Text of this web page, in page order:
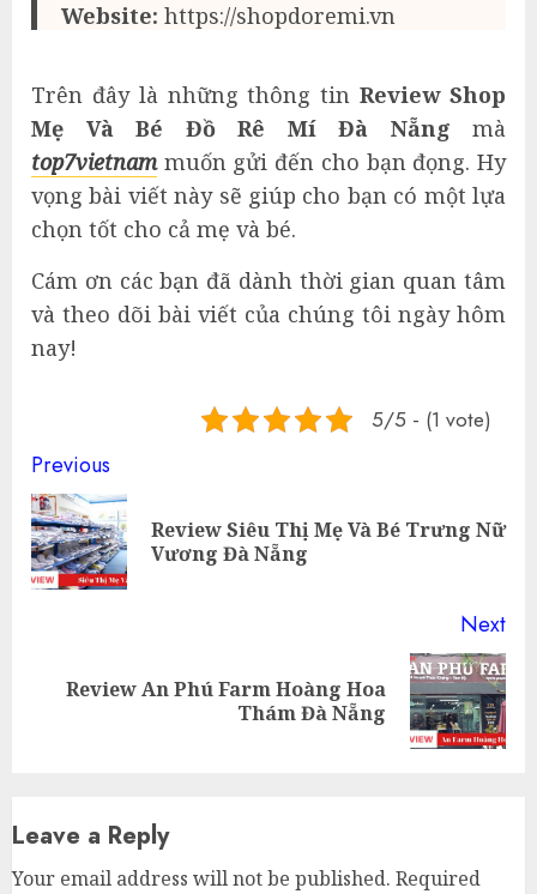
Website:https://shopdoremi.vn
Trên đây là những thông tinReview Shop
Mẹ Và Bé Đồ Rê Mí Đà Nẵng mà
top7vietnammuốn gửi đến cho bạn đọng. Hy
vọng bài viết này sẽ giúp cho bạn có một lựa
chọn tốt cho cả mẹ và bé.
Cám ơn các bạn đã dành thời gian quan tâm
và theo dõi bài viết của chúng tôi ngày hôm
nay!
5/5 - (1 vote)
Continue
Reading
Previous
Review Siêu Thị Mẹ Và Bé Trưng Nữ
Vương Đà Nẵng
Next
NextReview An Phú Farm Hoàng Hoa
Thám Đà Nẵng
Leave a Reply
Your email address will not be published. Required